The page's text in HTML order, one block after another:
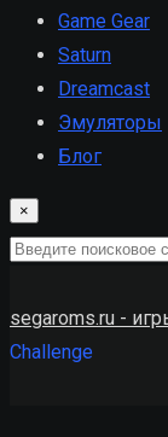
Game Gear
Saturn
Dreamcast
Эмуляторы
Блог
×
segaroms.ru -
Challenge